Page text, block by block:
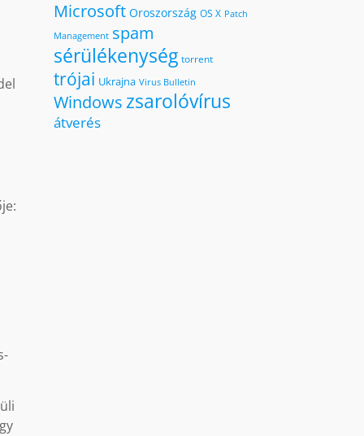
Microsoft Oroszország OS X Patch
Management spam
sérülékenység torrent
trójai Ukrajna Virus Bulletin
Windowszsarolóvírus
átverés